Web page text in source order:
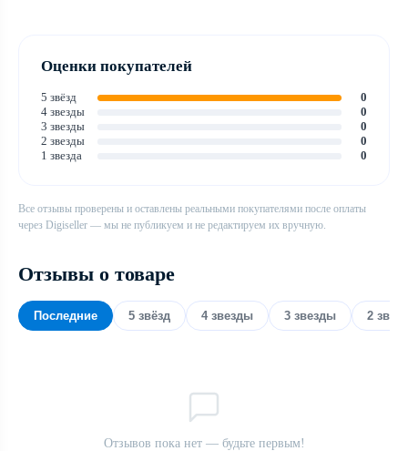
Отзывы о товаре
Последние 5 звёзд 4 звезды 3 звезды 2
Отзывов пока нет — будьте первым!
Оценки покупателей
5 звёзд
0
4 звезды
0
3 звезды
0
2 звезды
0
1 звезда
0
Все отзывы проверены и оставлены реальными покупателями после оплаты
через Digiseller — мы не публикуем и не редактируем их вручную.